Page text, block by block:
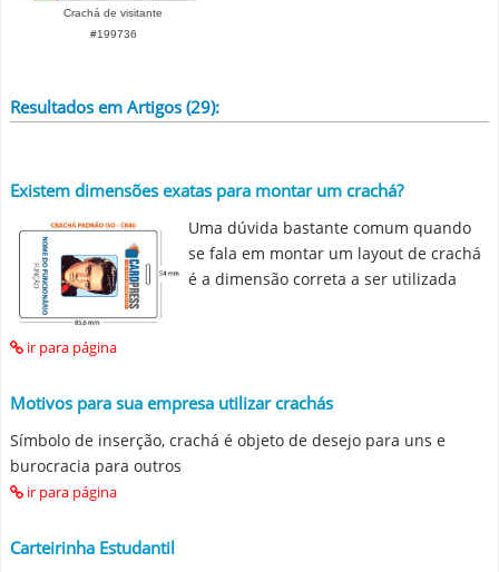
Crachá de visitante
#199736
Resultados em Artigos (29):
Existem dimensões exatas para montar um crachá?
Uma dúvida bastante comum quando
se fala em montar um layout de crachá
é a dimensão correta a ser utilizada
ir para página
Motivos para sua empresa utilizar crachás
Símbolo de inserção, crachá é objeto de desejo para uns e
burocracia para outros
ir para página
Carteirinha Estudantil